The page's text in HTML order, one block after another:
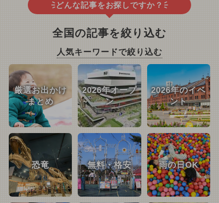
どんな記事をお探しですか？
全国の記事を絞り込む
人気キーワードで絞り込む
厳選お出かけ
まとめ
2026年オープ
ン
2026年のイベ
ント
恐竜 無料・格安 雨の日OK